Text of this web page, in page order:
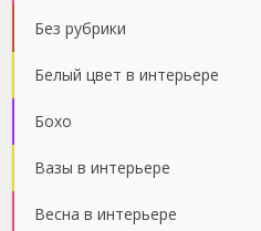
Без рубрики
Белый цвет в интерьере
Бохо
Вазы в интерьере
Весна в интерьере